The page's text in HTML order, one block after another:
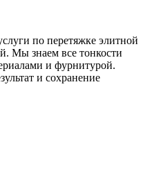
по перетяжке элитной
Мы знаем все тонкости
и фурнитурой.
и сохранение